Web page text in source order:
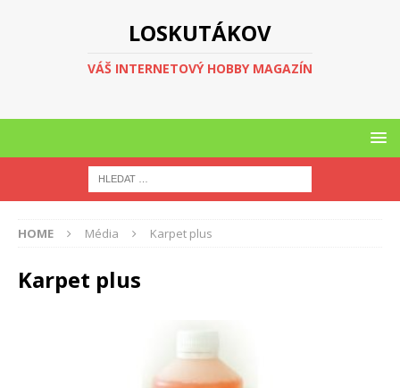
LOSKUTÁKOV
VÁŠ INTERNETOVÝ HOBBY MAGAZÍN
HOME Média Karpet plus
Karpet plus